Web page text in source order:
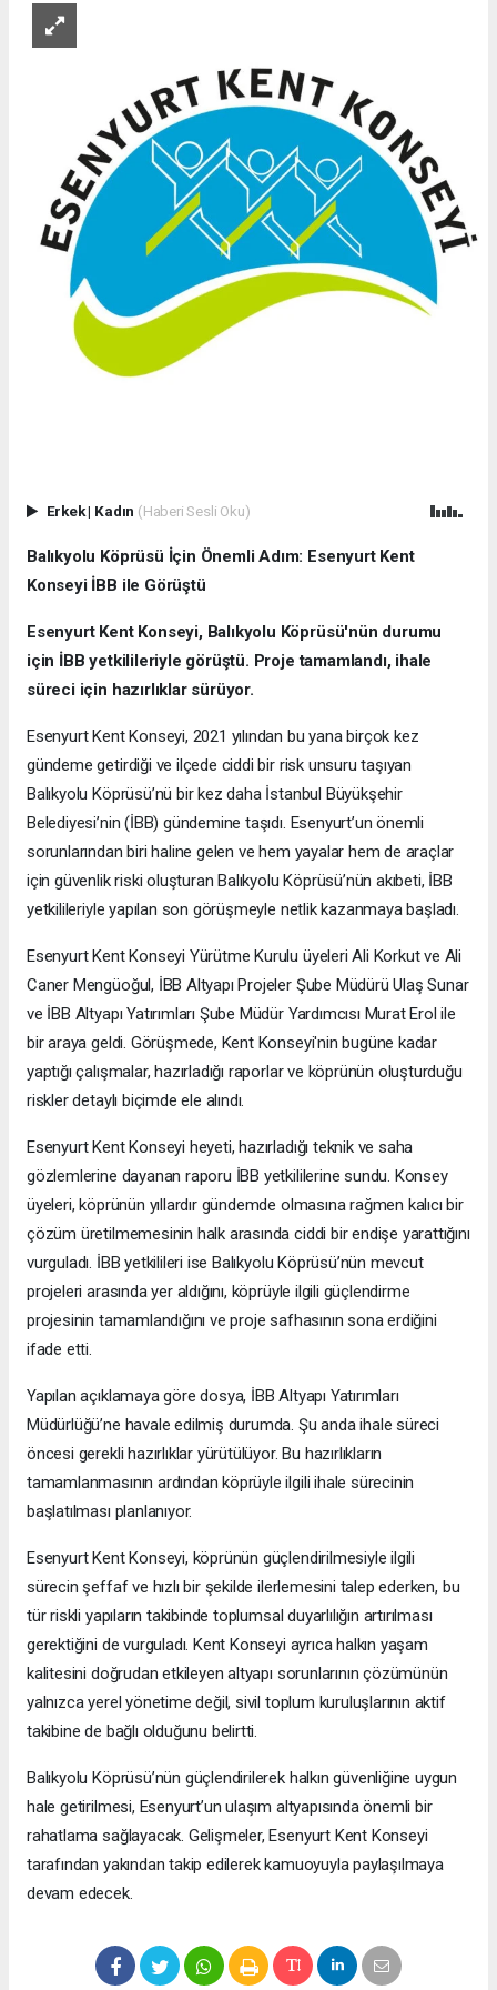
Erkek| Kadın (Haberi Sesli Oku)
Balıkyolu Köprüsü İçin Önemli Adım: Esenyurt Kent
Konseyi İBB ile Görüştü
Esenyurt Kent Konseyi, Balıkyolu Köprüsü'nün durumu
için İBB yetkilileriyle görüştü. Proje tamamlandı, ihale
süreci için hazırlıklar sürüyor.
Esenyurt Kent Konseyi, 2021 yılından bu yana birçok kez
gündeme getirdiği ve ilçede ciddi bir risk unsuru taşıyan
Balıkyolu Köprüsü’nü bir kez daha İstanbul Büyükşehir
Belediyesi’nin (İBB) gündemine taşıdı. Esenyurt’un önemli
sorunlarından biri haline gelen ve hem yayalar hem de araçlar
için güvenlik riski oluşturan Balıkyolu Köprüsü’nün akıbeti, İBB
yetkilileriyle yapılan son görüşmeyle netlik kazanmaya başladı.
Esenyurt Kent Konseyi Yürütme Kurulu üyeleri Ali Korkut ve Ali
Caner Mengüoğul, İBB Altyapı Projeler Şube Müdürü Ulaş Sunar
ve İBB Altyapı Yatırımları Şube Müdür Yardımcısı Murat Erol ile
bir araya geldi. Görüşmede, Kent Konseyi'nin bugüne kadar
yaptığı çalışmalar, hazırladığı raporlar ve köprünün oluşturduğu
riskler detaylı biçimde ele alındı.
Esenyurt Kent Konseyi heyeti, hazırladığı teknik ve saha
gözlemlerine dayanan raporu İBB yetkililerine sundu. Konsey
üyeleri, köprünün yıllardır gündemde olmasına rağmen kalıcı bir
çözüm üretilmemesinin halk arasında ciddi bir endişe yarattığını
vurguladı. İBB yetkilileri ise Balıkyolu Köprüsü’nün mevcut
projeleri arasında yer aldığını, köprüyle ilgili güçlendirme
projesinin tamamlandığını ve proje safhasının sona erdiğini
ifade etti.
Yapılan açıklamaya göre dosya, İBB Altyapı Yatırımları
Müdürlüğü’ne havale edilmiş durumda. Şu anda ihale süreci
öncesi gerekli hazırlıklar yürütülüyor. Bu hazırlıkların
tamamlanmasının ardından köprüyle ilgili ihale sürecinin
başlatılması planlanıyor.
Esenyurt Kent Konseyi, köprünün güçlendirilmesiyle ilgili
sürecin şeffaf ve hızlı bir şekilde ilerlemesini talep ederken, bu
tür riskli yapıların takibinde toplumsal duyarlılığın artırılması
gerektiğini de vurguladı. Kent Konseyi ayrıca halkın yaşam
kalitesini doğrudan etkileyen altyapı sorunlarının çözümünün
yalnızca yerel yönetime değil, sivil toplum kuruluşlarının aktif
takibine de bağlı olduğunu belirtti.
Balıkyolu Köprüsü’nün güçlendirilerek halkın güvenliğine uygun
hale getirilmesi, Esenyurt’un ulaşım altyapısında önemli bir
rahatlama sağlayacak. Gelişmeler, Esenyurt Kent Konseyi
tarafından yakından takip edilerek kamuoyuyla paylaşılmaya
devam edecek.